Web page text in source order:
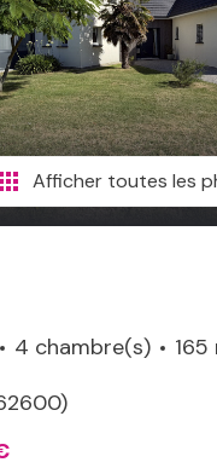
Afficher toutes les
4 chambre(s)
165